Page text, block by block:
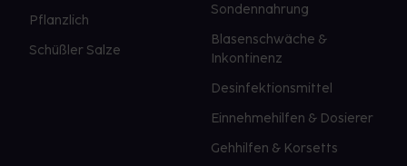
Pflanzlich
Schüßler Salze
Sondennahrung
Blasenschwäche &
Inkontinenz
Desinfektionsmittel
Einnehmehilfen & Dosierer
Gehhilfen & Korsetts